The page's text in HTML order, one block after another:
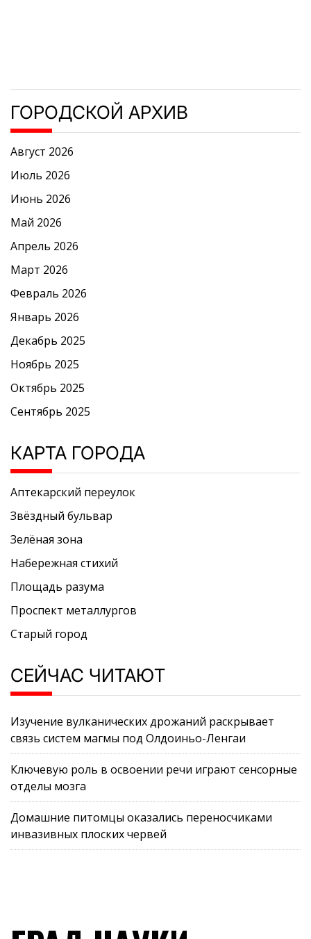
ГОРОДСКОЙ АРХИВ
Август 2026
Июль 2026
Июнь 2026
Май 2026
Апрель 2026
Март 2026
Февраль 2026
Январь 2026
Декабрь 2025
Ноябрь 2025
Октябрь 2025
Сентябрь 2025
КАРТА ГОРОДА
Аптекарский переулок
Звёздный бульвар
Зелёная зона
Набережная стихий
Площадь разума
Проспект металлургов
Старый город
СЕЙЧАС ЧИТАЮТ
Изучение вулканических дрожаний раскрывает
связь систем магмы под Олдоиньо-Ленгаи
Ключевую роль в освоении речи играют сенсорные
отделы мозга
Домашние питомцы оказались переносчиками
инвазивных плоских червей